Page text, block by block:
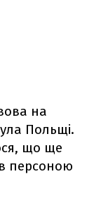
на
Польщі.
що ще
персоною